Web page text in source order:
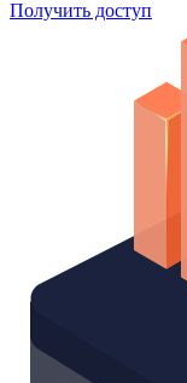
Получить доступ